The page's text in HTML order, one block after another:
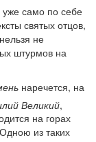
само по себе
святых отцов,
не
штурмов на
наречется, на
Великий,
на горах
из таких